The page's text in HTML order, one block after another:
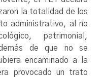
la totalidad de los
administrativo, al no
patrimonial,
de que no se
encaminado a la
provocado un trato